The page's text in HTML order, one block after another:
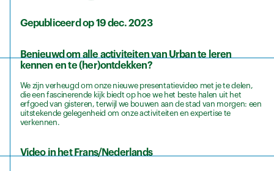
Gepubliceerd op 19 dec. 2023
Benieuwd om alle activiteiten van Urban te leren
kennen en te (her)ontdekken?
We zijn verheugd om onze nieuwe presentatievideo met je te delen,
die een fascinerende kijk biedt op hoe we het beste halen uit het
erfgoed van gisteren, terwijl we bouwen aan de stad van morgen: een
uitstekende gelegenheid om onze activiteiten en expertise te
verkennen.
Video in het Frans/Nederlands